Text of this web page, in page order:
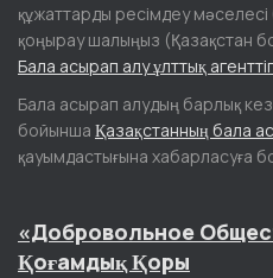
құжаттарды ресімдеу
қоңырау шалыңыз (Қазақстан
Бала асырап алу ұлттық
Бала асырап алудың барлық
бойынша Қазақстанның бала
қауымдастығына хабарласуға
«Добровольное
Қоғамдық Қоры